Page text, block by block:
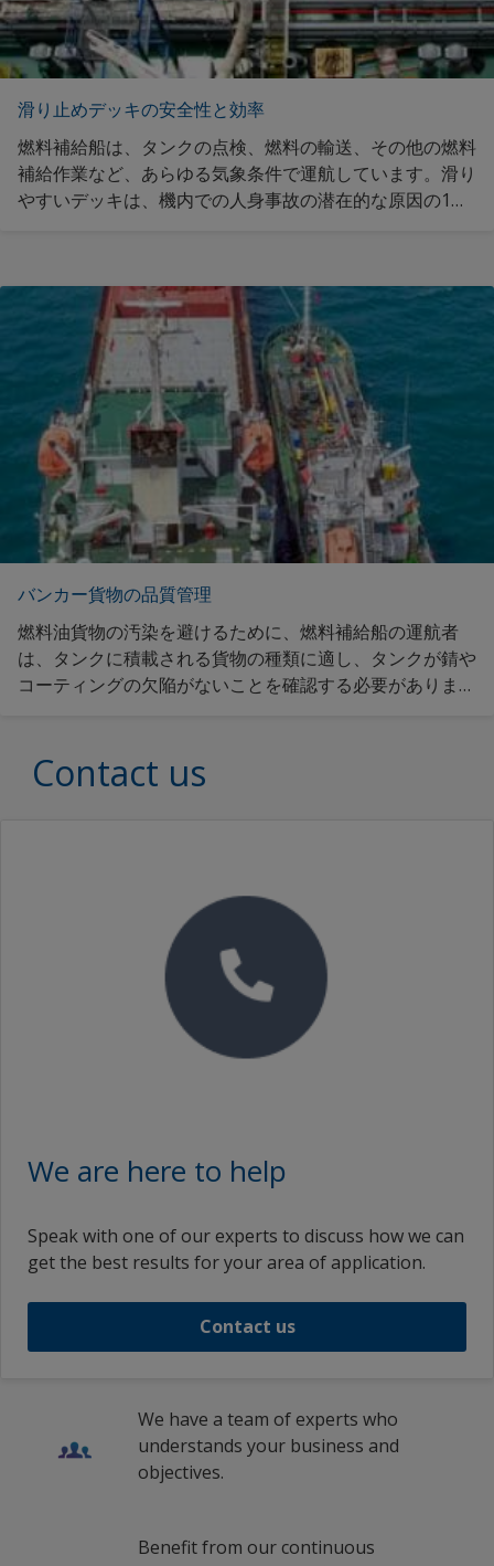
滑り止めデッキの安全性と効率
燃料補給船は、タンクの点検、燃料の輸送、その他の燃料
補給作業など、あらゆる気象条件で運航しています。滑り
やすいデッキは、機内での人身事故の潜在的な原因の1つ
バンカー貨物の品質管理
燃料油貨物の汚染を避けるために、燃料補給船の運航者
は、タンクに積載される貨物の種類に適し、タンクが錆や
コーティングの欠陥がないことを確認する必要がありま
す。当社のコーティングがオペレーションを最適化できる
方法について、ご紹介致します。
Contact us
We are here to help
Speak with one of our experts to discuss how we can
get the best results for your area of application.
Contact us
We have a team of experts who
understands your business and
objectives.
Benefit from our continuous